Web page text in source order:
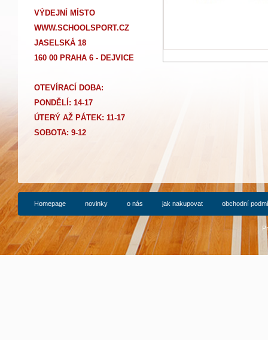
VÝDEJNÍ MÍSTO
WWW.SCHOOLSPORT.CZ
JASELSKÁ 18
160 00 PRAHA 6 - DEJVICE
OTEVÍRACÍ DOBA:
PONDĚLÍ: 14-17
ÚTERÝ AŽ PÁTEK: 11-17
SOBOTA: 9-12
Homepage novinky o nás jak nakupovat obchodní